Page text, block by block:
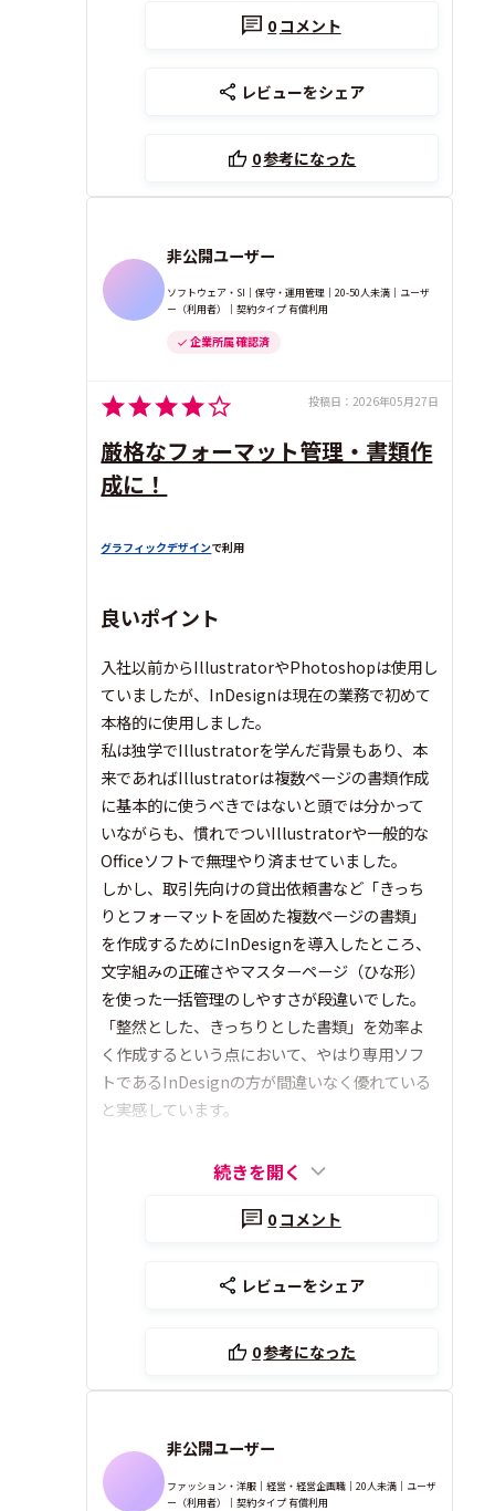
0 コメント
レビューをシェア
0参考になった
非公開ユーザー
ソフトウェア・SI｜保守・運用管理｜20-50人未満｜ユーザ
ー（利用者）｜契約タイプ 有償利用
企業所属 確認済
投稿日： 2026年05月27日
厳格なフォーマット管理・書類作
成に！
グラフィックデザインで利用
良いポイント
入社以前からIllustratorやPhotoshopは使用し
ていましたが、InDesignは現在の業務で初めて
本格的に使用しました。
私は独学でIllustratorを学んだ背景もあり、本
来であればIllustratorは複数ページの書類作成
に基本的に使うべきではないと頭では分かって
いながらも、慣れでついIllustratorや一般的な
Officeソフトで無理やり済ませていました。
しかし、取引先向けの貸出依頼書など「きっち
りとフォーマットを固めた複数ページの書類」
を作成するためにInDesignを導入したところ、
文字組みの正確さやマスターページ（ひな形）
を使った一括管理のしやすさが段違いでした。
「整然とした、きっちりとした書類」を効率よ
く作成するという点において、やはり専用ソフ
トであるInDesignの方が間違いなく優れている
と実感しています。
続きを開く
0 コメント
レビューをシェア
0参考になった
非公開ユーザー
ファッション・洋服｜経営・経営企画職｜20人未満｜ユーザ
ー（利用者）｜契約タイプ 有償利用